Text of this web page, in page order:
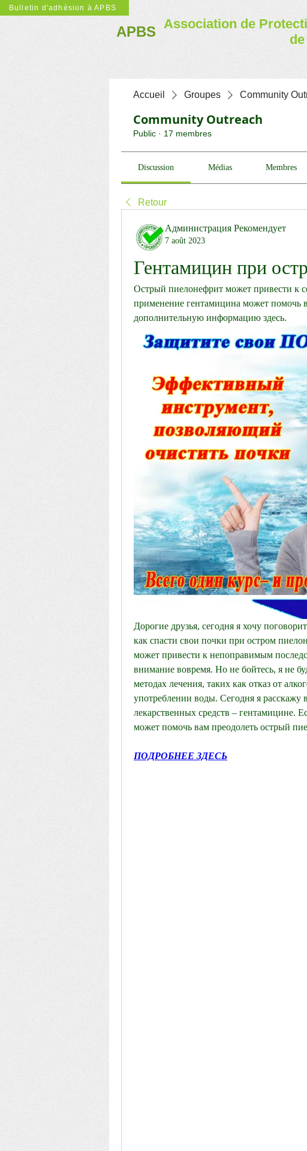
Bulletin d'adhésion à APBS
APBS Association de
Accueil Groupes Community
Community Outreach
Public · 17 membres
Discussion Médias Membres
Retour
Администрация Рекомендует
7 août 2023
Гентамицин при
Острый пиелонефрит может привести к
применение гентамицина может помочь
дополнительную информацию здесь.
Дорогие друзья, сегодня я хочу
как спасти свои почки при остром
может привести к непоправимым
внимание вовремя. Но не бойтесь, я не
методах лечения, таких как отказ от
употреблении воды. Сегодня я
лекарственных средств – гентамицине.
может помочь вам преодолеть острый
ПОДРОБНЕЕ ЗДЕСЬ